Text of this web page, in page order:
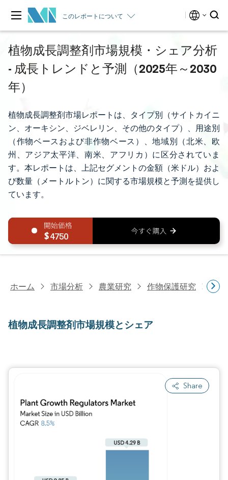
このレポートについて
植物成長調整剤市場規模・シェア分析
- 成長トレンドと予測（2025年～2030
年）
植物成長調整剤市場レポートは、タイプ別（サイトカイニ
ン、オーキシン、ジベレリン、その他のタイプ）、用途別
（作物ベースおよび非作物ベース）、地域別（北米、欧
州、アジア太平洋、南米、アフリカ）に区分されていま
す。本レポートは、上記セグメントの金額（米ドル）およ
び数量（メートルトン）に関する市場規模と予測を提供し
ています。
4750
ホーム 市場分析 農業研究 作物保護研究 植
植物成長調整剤市場規模とシェア
Share